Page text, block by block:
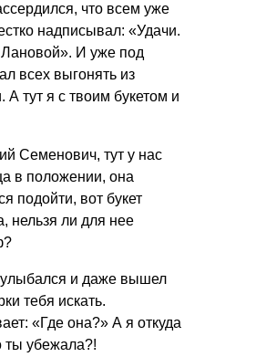
что всем уже
надписывал: «Удачи.
И уже под
всех выгонять из
А тут я с твоим букетом и
Семенович, тут у нас
в положении, она
подойти, вот букет
нельзя ли для нее
и даже вышел
тебя искать.
«Где она?» А я откуда
ты убежала?!